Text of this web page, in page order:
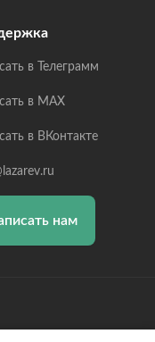
в Телеграмм
в MAX
в ВКонтакте
нам